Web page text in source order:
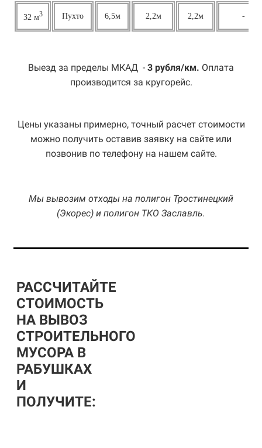
32 м3 Пухто 6,5м 2,2м 2,2м -
Выезд за пределы МКАД - 3 рубля/км. Оплата
производится за кругорейс.
Цены указаны примерно, точный расчет стоимости
можно получить оставив заявку на сайте или
позвонив по телефону на нашем сайте.
Мы вывозим отходы на полигон Тростинецкий
(Экорес) и полигон ТКО Заславль.
РАССЧИТАЙТЕ
СТОИМОСТЬ
НА ВЫВОЗ
СТРОИТЕЛЬНОГО
МУСОРА В
РАБУШКАХ
И
ПОЛУЧИТЕ: